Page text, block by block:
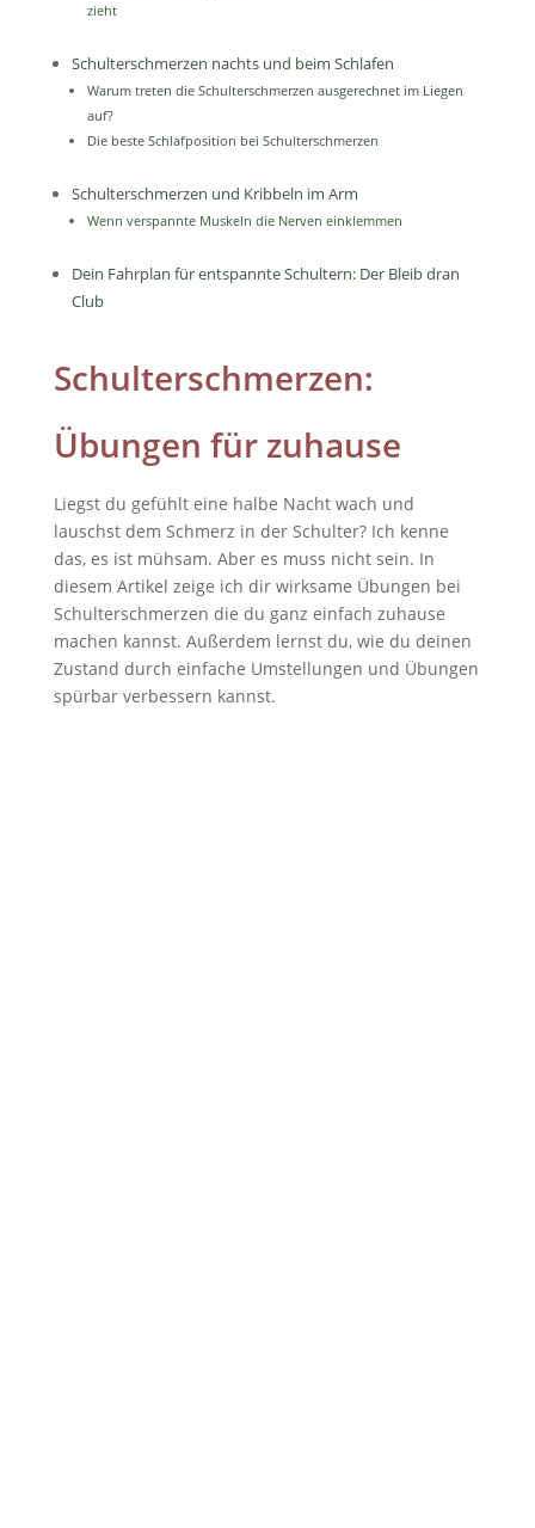
zieht
Schulterschmerzen nachts und beim Schlafen
Warum treten die Schulterschmerzen ausgerechnet im Liegen
auf?
Die beste Schlafposition bei Schulterschmerzen
Schulterschmerzen und Kribbeln im Arm
Wenn verspannte Muskeln die Nerven einklemmen
Dein Fahrplan für entspannte Schultern: Der Bleib dran
Club
Schulterschmerzen:
Übungen für zuhause
Liegst du gefühlt eine halbe Nacht wach und
lauschst dem Schmerz in der Schulter? Ich kenne
das, es ist mühsam. Aber es muss nicht sein. In
diesem Artikel zeige ich dir wirksame Übungen bei
Schulterschmerzen die du ganz einfach zuhause
machen kannst. Außerdem lernst du, wie du deinen
Zustand durch einfache Umstellungen und Übungen
spürbar verbessern kannst.